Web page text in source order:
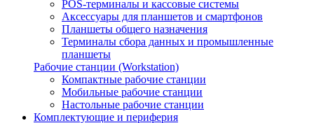
POS-терминалы и кассовые системы
Аксессуары для планшетов и смартфонов
Планшеты общего назначения
Терминалы сбора данных и промышленные
планшеты
Рабочие станции (Workstation)
Компактные рабочие станции
Мобильные рабочие станции
Настольные рабочие станции
Комплектующие и периферия